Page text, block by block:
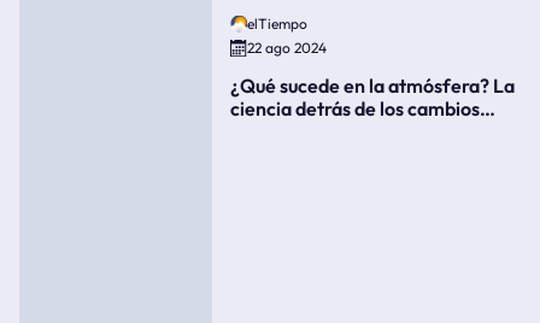
elTiempo
22 ago 2024
¿Qué sucede en la atmósfera? La
ciencia detrás de los cambios